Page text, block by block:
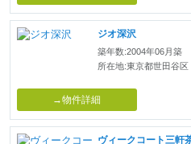
ジオ深沢
築年数:2004年06月築
所在地:東京都世田谷区
→物件詳細